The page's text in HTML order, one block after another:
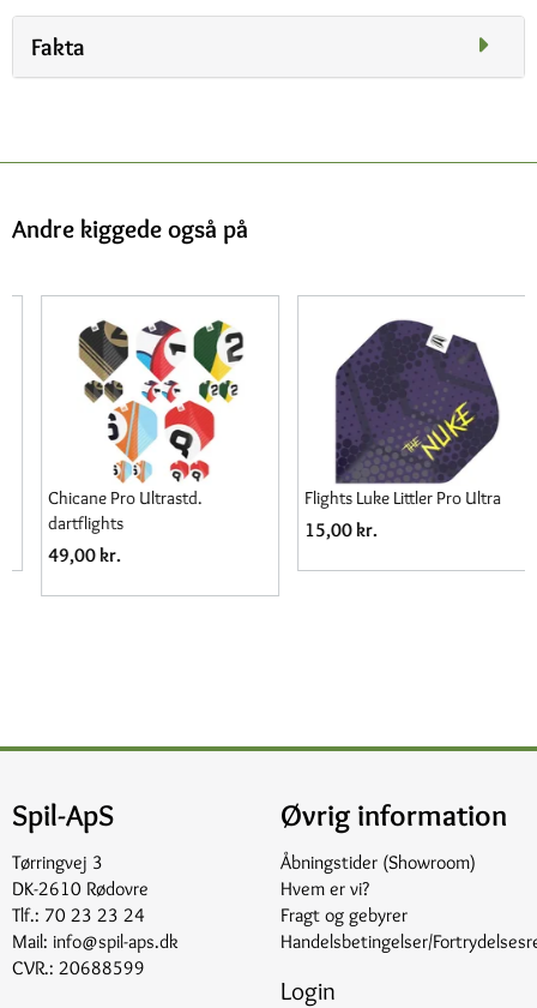
Fakta
Andre kiggede også på
Chicane Pro Ultrastd.
dartflights
49,00 kr.
Flights Luke Littler Pro Ultra
15,00 kr.
Spil-ApS
Tørringvej 3
DK-2610 Rødovre
Tlf.: 70 23 23 24
Mail: info@spil-aps.dk
CVR.: 20688599
Øvrig information
Åbningstider (Showroom)
Hvem er vi?
Fragt og gebyrer
Handelsbetingelser/
Login